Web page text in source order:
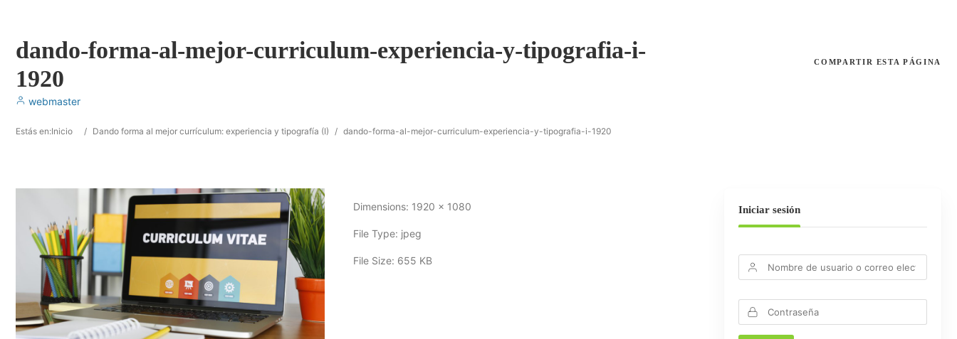
dando-forma-al-mejor-curriculum-experiencia-y-tipografia-i-
1920
webmaster
Estás en:Inicio / Dando forma al mejor currículum: experiencia y tipografía (I) / dando-forma-al-mejor-curriculum-experiencia-y-tipografia-i-1920
COMPARTIR ESTA PÁGINA
Dimensions: 1920 x 1080
File Type: jpeg
File Size: 655 KB
Iniciar sesión